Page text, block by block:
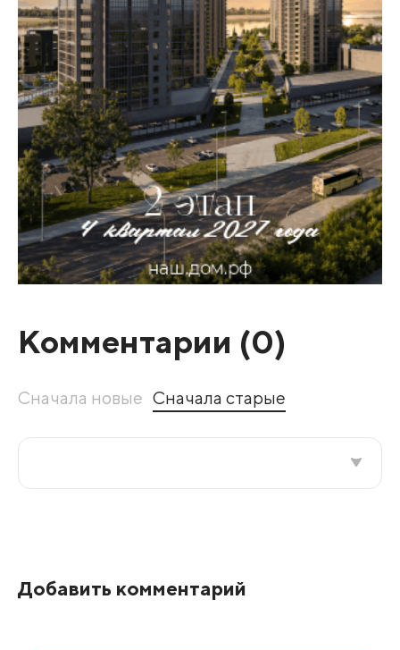
Комментарии (0)
Сначала новые Сначала старые
Добавить комментарий